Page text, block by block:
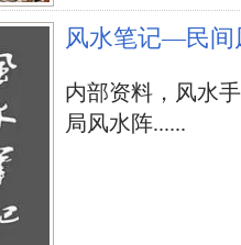
风水笔记—民间
内部资料，风水
局风水阵......